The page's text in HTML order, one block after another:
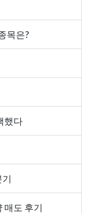
목은?
했다
매도 후기